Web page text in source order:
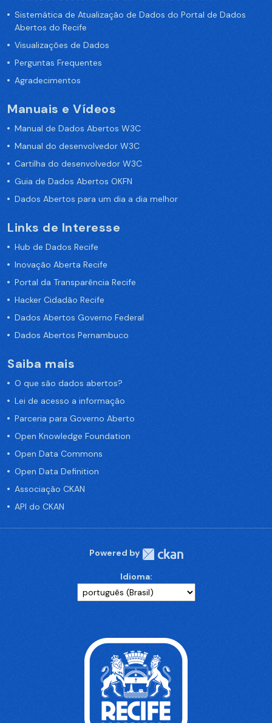
Sistemática de Atualização de Dados do Portal de Dados
Abertos do Recife
Visualizações de Dados
Perguntas Frequentes
Agradecimentos
Manuais e Vídeos
Manual de Dados Abertos W3C
Manual do desenvolvedor W3C
Cartilha do desenvolvedor W3C
Guia de Dados Abertos OKFN
Dados Abertos para um dia a dia melhor
Links de Interesse
Hub de Dados Recife
Inovação Aberta Recife
Portal da Transparência Recife
Hacker Cidadão Recife
Dados Abertos Governo Federal
Dados Abertos Pernambuco
Saiba mais
O que são dados abertos?
Lei de acesso a informação
Parceria para Governo Aberto
Open Knowledge Foundation
Open Data Commons
Open Data Definition
Associação CKAN
API do CKAN
Powered by
Idioma